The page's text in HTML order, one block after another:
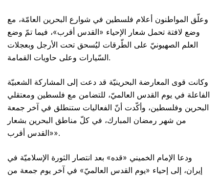
وعلّق المواطنون أعلام فلسطين في شوارع البحرين العامّة، مع
وضع لافتة تحمل شعار الإحياء «القدس أقرب»، فيما تمّ وضع
العلم الصهيونيّ على الطّرقات ليُسحق تحت الأرجل وبعجلات
السّيارات وعلى حاويات القمامة.
وكانت قوى المعارضة البحرينيّة قد دعت إلى المشاركة الشعبيّة
الفاعلة في يوم القدس العالميّ، للتضامن مع فلسطين ومعتقلي
البحرين وفلسطين، وأكّدت أنّ الفعاليات ستنطلق في آخر جمعة
من شهر رمضان المبارك، في كلّ مناطق البحرين بشعار
«القدس أقرب».
ودعا الإمام الخميني «قده» بعد انتصار الثورة الإسلاميّة في
إيران، إلى إحياء «يوم القدس العالميّ» في آخر يوم جمعة من